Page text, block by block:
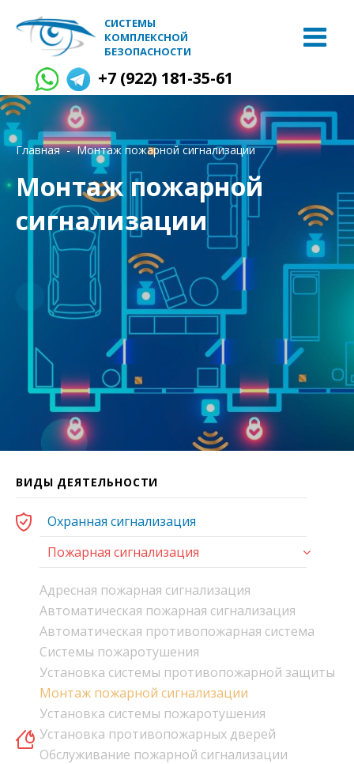
СИСТЕМЫ
КОМПЛЕКСНОЙ
БЕЗОПАСНОСТИ
+7 (922) 181-35-61
Главная Монтаж пожарной сигнализации
Монтаж пожарной
сигнализации
ВИДЫ ДЕЯТЕЛЬНОСТИ
Охранная сигнализация
Пожарная сигнализация
Адресная пожарная сигнализация
Автоматическая пожарная сигнализация
Автоматическая противопожарная система
Системы пожаротушения
Установка системы противопожарной защиты
Монтаж пожарной сигнализации
Установка системы пожаротушения
Установка противопожарных дверей
Обслуживание пожарной сигнализации